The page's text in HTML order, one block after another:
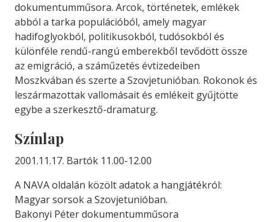
dokumentumműsora. Arcok, történetek, emlékek
abból a tarka populációból, amely magyar
hadifoglyokból, politikusokból, tudósokból és
különféle rendű-rangú emberekből tevődött össze
az emigráció, a száműzetés évtizedeiben
Moszkvában és szerte a Szovjetunióban. Rokonok és
leszármazottak vallomásait és emlékeit gyűjtötte
egybe a szerkesztő-dramaturg.
Színlap
2001.11.17. Bartók 11.00-12.00
A NAVA oldalán közölt adatok a hangjátékról:
Magyar sorsok a Szovjetunióban.
Bakonyi Péter dokumentumműsora